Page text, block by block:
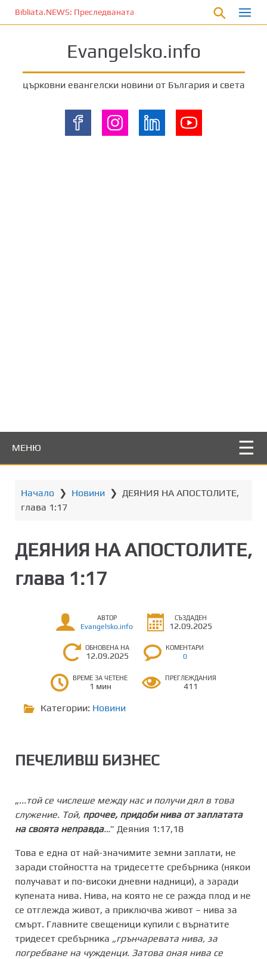
е
Bibliata.NEWS: Преследваната църква [9 август 2026]
Evangelsko.info
църковни евангелски новини от България и света
МЕНЮ
Начало ❯ Новини ❯ ДЕЯНИЯ НА АПОСТОЛИТЕ,
глава 1:17
ДЕЯНИЯ НА АПОСТОЛИТЕ,
глава 1:17
АВТОР
Evangelsko.info
СЪЗДАДЕН
12.09.2025
ОБНОВЕНА НА
12.09.2025
КОМЕНТАРИ
0
ВРЕМЕ ЗА ЧЕТЕНЕ
1 мин
ПРЕГЛЕЖДАНИЯ
411
Категории: Новини
ПЕЧЕЛИВШ БИЗНЕС
„...той се числеше между нас и получи дял в това
служение. Той, прочее, придоби нива от заплатата
на своята неправда…” Деяния 1:17,18
Това е една от най-значимите земни заплати, не
заради стойността на тридесетте сребърника (някои
получават и по-високи дневни надници), а заради
купената нива. Нива, на която не се ражда плод и не
се отглежда живот, а приключва живот – нива за
смърт. Главните свещеници купили с върнатите
тридесет сребърника „грънчаревата нива, за
погребване на чужденци. Затова оная нива се